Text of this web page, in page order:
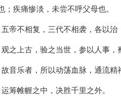
；疾痛惨淡，未尝不呼父母也。
五帝不相复，三代不相袭，各以治
观之上古，验之当世，参以人事，
故音乐者，所以动荡血脉，通流精
运筹帷幄之中，决胜千里之外。